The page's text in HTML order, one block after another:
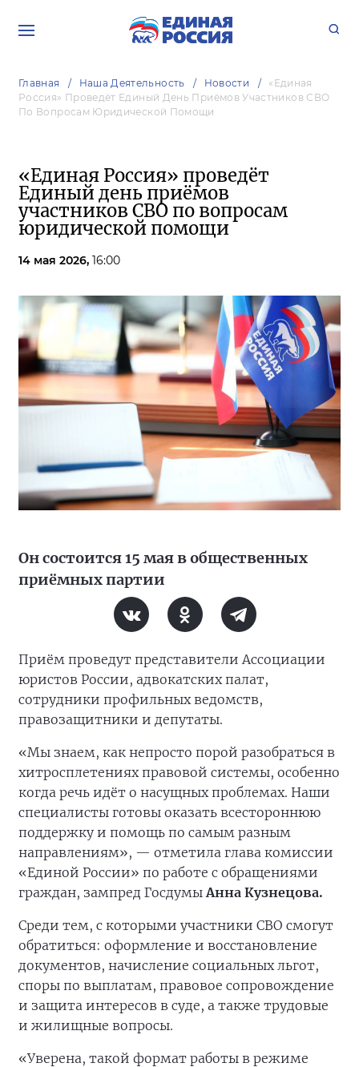
Главная Наша Деятельность Новости
«Единая
Россия» Проведёт Единый День Приёмов Участников СВО
По Вопросам Юридической Помощи
«Единая Россия» проведёт
Единый день приёмов
участников СВО по вопросам
юридической помощи
14 мая 2026, 16:00
Он состоится 15 мая в общественных
приёмных партии
Приём проведут представители Ассоциации
юристов России, адвокатских палат,
сотрудники профильных ведомств,
правозащитники и депутаты.
«Мы знаем, как непросто порой разобраться в
хитросплетениях правовой системы, особенно
когда речь идёт о насущных проблемах. Наши
специалисты готовы оказать всестороннюю
поддержку и помощь по самым разным
направлениям», — отметила глава комиссии
«Единой России» по работе с обращениями
граждан, зампред ГосдумыАнна Кузнецова.
Среди тем, с которыми участники СВО смогут
обратиться: оформление и восстановление
документов, начисление социальных льгот,
споры по выплатам, правовое сопровождение
и защита интересов в суде, а также трудовые
и жилищные вопросы.
«Уверена, такой формат работы в режиме